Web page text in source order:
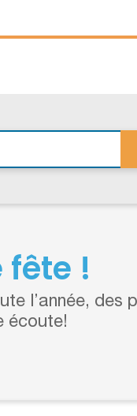
fête !
l’année, des
écoute!